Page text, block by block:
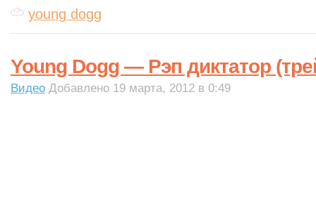
young dogg
Young Dogg — Рэп диктатор
Видео Добавлено 19 марта, 2012 в 0:49